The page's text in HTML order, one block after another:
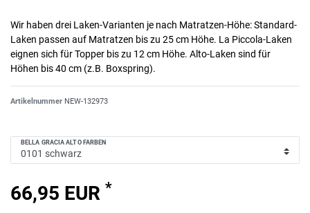
Wir haben drei Laken-Varianten je nach Matratzen-Höhe: Standard-
Laken passen auf Matratzen bis zu 25 cm Höhe. La Piccola-Laken
eignen sich für Topper bis zu 12 cm Höhe. Alto-Laken sind für
Höhen bis 40 cm (z.B. Boxspring).
Artikelnummer NEW-132973
BELLA GRACIA ALTO FARBEN
66,95 EUR *